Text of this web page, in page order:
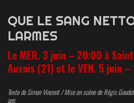
QUE LE SANG
LARMES
Le MER. 3 juin – 20:00 à
Auxois (21) et le VEN. 5 juin
Texte de Simon Vincent / Mise en scène de Régis
ans